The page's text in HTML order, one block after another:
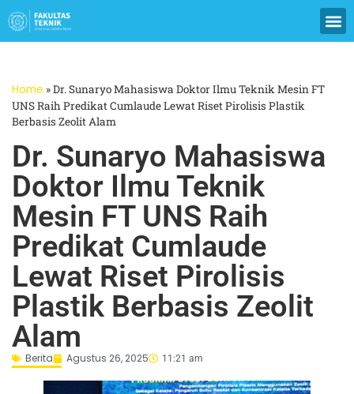
Home »Dr. Sunaryo Mahasiswa Doktor Ilmu Teknik Mesin FT
UNS Raih Predikat Cumlaude Lewat Riset Pirolisis Plastik
Berbasis Zeolit Alam
Dr. Sunaryo Mahasiswa
Doktor Ilmu Teknik
Mesin FT UNS Raih
Predikat Cumlaude
Lewat Riset Pirolisis
Plastik Berbasis Zeolit
Alam
Berita Agustus 26, 2025 11:21 am